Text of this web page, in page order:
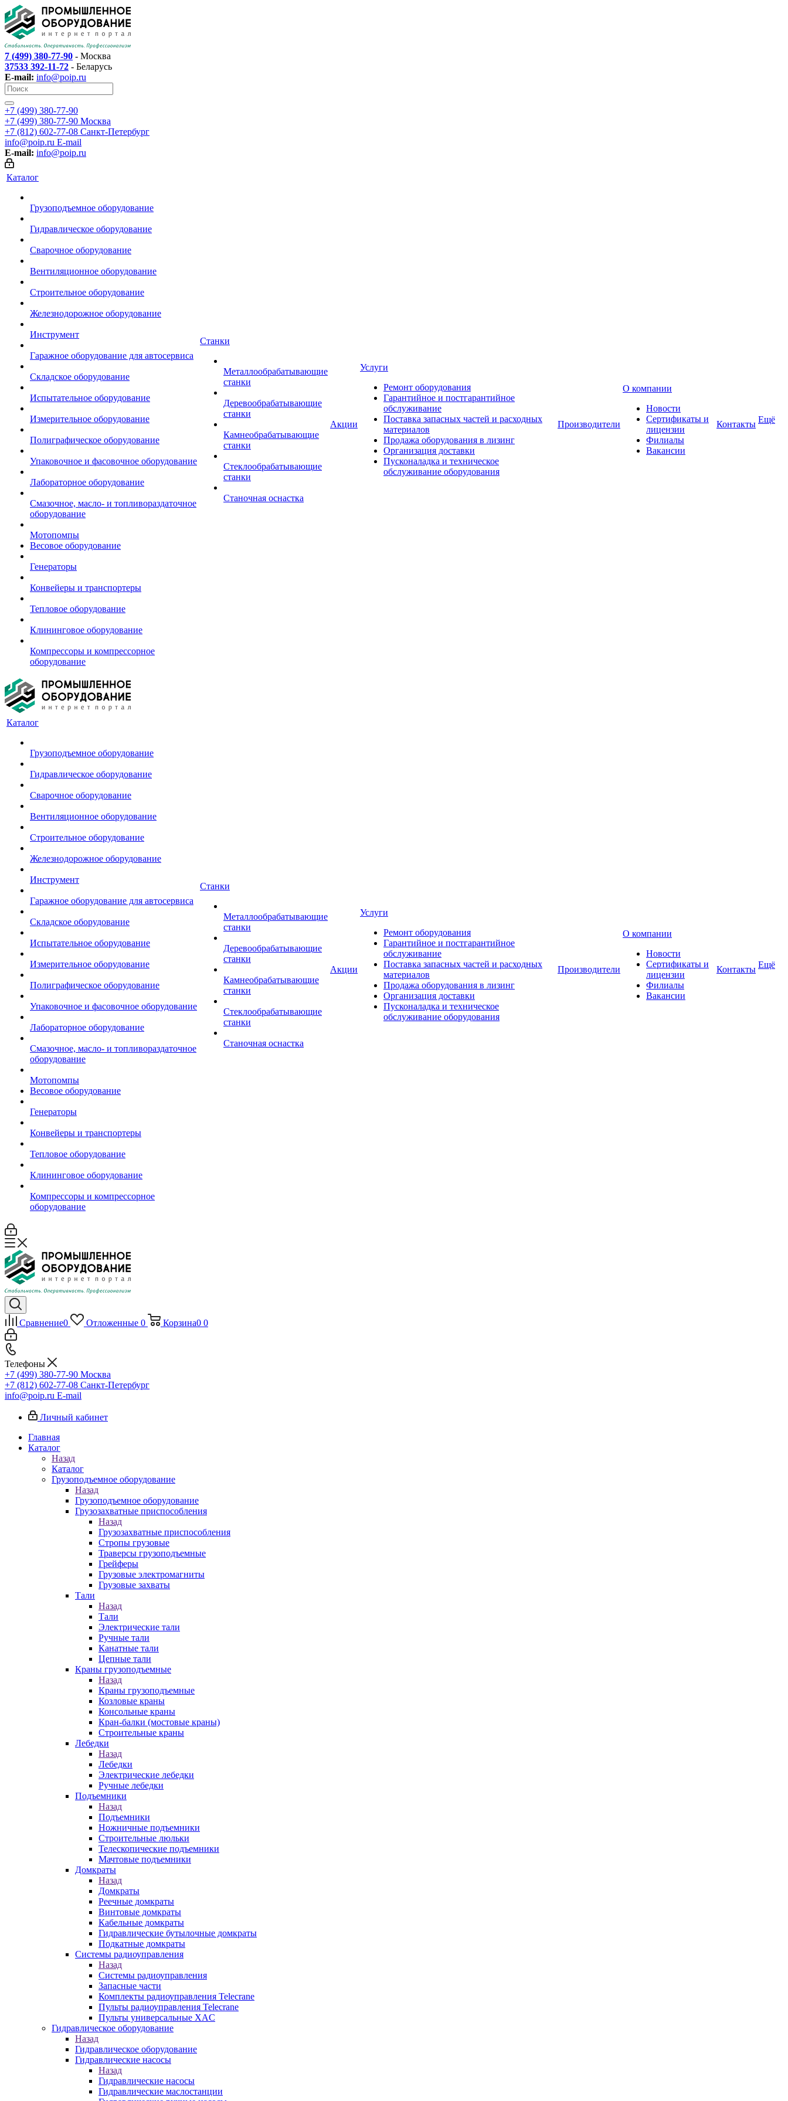
7 (499) 380-77-90 - Москва
37533 392-11-72 - Беларусь
E-mail: info@poip.ru
+7 (499) 380-77-90
+7 (499) 380-77-90 Москва
+7 (812) 602-77-08 Санкт-Петербург
info@poip.ru E-mail
E-mail: info@poip.ru
Каталог
Грузоподъемное оборудование
Гидравлическое оборудование
Сварочное оборудование
Вентиляционное оборудование
Строительное оборудование
Железнодорожное оборудование
Инструмент
Гаражное оборудование для автосервиса
Складское оборудование
Испытательное оборудование
Измерительное оборудование
Полиграфическое оборудование
Упаковочное и фасовочное оборудование
Лабораторное оборудование
Смазочное, масло- и топливораздаточное
оборудование
Мотопомпы
Весовое оборудование
Генераторы
Конвейеры и транспортеры
Тепловое оборудование
Клининговое оборудование
Компрессоры и компрессорное
оборудование
Станки
Металлообрабатывающие
станки
Деревообрабатывающие
станки
Камнеобрабатывающие
станки
Стеклообрабатывающие
станки
Станочная оснастка
Акции
Услуги
Ремонт оборудования
Гарантийное и постгарантийное
обслуживание
Поставка запасных частей и расходных
материалов
Продажа оборудования в лизинг
Организация доставки
Пусконаладка и техническое
обслуживание оборудования
Производители
О компании
Новости
Сертификаты и
лицензии
Филиалы
Вакансии
Контакты Ещё
Каталог
Грузоподъемное оборудование
Гидравлическое оборудование
Сварочное оборудование
Вентиляционное оборудование
Строительное оборудование
Железнодорожное оборудование
Инструмент
Гаражное оборудование для автосервиса
Складское оборудование
Испытательное оборудование
Измерительное оборудование
Полиграфическое оборудование
Упаковочное и фасовочное оборудование
Лабораторное оборудование
Смазочное, масло- и топливораздаточное
оборудование
Мотопомпы
Весовое оборудование
Генераторы
Конвейеры и транспортеры
Тепловое оборудование
Клининговое оборудование
Компрессоры и компрессорное
оборудование
Станки
Металлообрабатывающие
станки
Деревообрабатывающие
станки
Камнеобрабатывающие
станки
Стеклообрабатывающие
станки
Станочная оснастка
Акции
Услуги
Ремонт оборудования
Гарантийное и постгарантийное
обслуживание
Поставка запасных частей и расходных
материалов
Продажа оборудования в лизинг
Организация доставки
Пусконаладка и техническое
обслуживание оборудования
Производители
О компании
Новости
Сертификаты и
лицензии
Филиалы
Вакансии
Контакты Ещё
Сравнение0 Отложенные 0 Корзина0 0
Телефоны
+7 (499) 380-77-90 Москва
+7 (812) 602-77-08 Санкт-Петербург
info@poip.ru E-mail
Личный кабинет
Главная
Каталог
Назад
Каталог
Грузоподъемное оборудование
Назад
Грузоподъемное оборудование
Грузозахватные приспособления
Назад
Грузозахватные приспособления
Стропы грузовые
Траверсы грузоподъемные
Грейферы
Грузовые электромагниты
Грузовые захваты
Тали
Назад
Тали
Электрические тали
Ручные тали
Канатные тали
Цепные тали
Краны грузоподъемные
Назад
Краны грузоподъемные
Козловые краны
Консольные краны
Кран-балки (мостовые краны)
Строительные краны
Лебедки
Назад
Лебедки
Электрические лебедки
Ручные лебедки
Подъемники
Назад
Подъемники
Ножничные подъемники
Строительные люльки
Телескопические подъемники
Мачтовые подъемники
Домкраты
Назад
Домкраты
Реечные домкраты
Винтовые домкраты
Кабельные домкраты
Гидравлические бутылочные домкраты
Подкатные домкраты
Системы радиоуправления
Назад
Системы радиоуправления
Запасные части
Комплекты радиоуправления Telecrane
Пульты радиоуправления Telecrane
Пульты универсальные XAC
Гидравлическое оборудование
Назад
Гидравлическое оборудование
Гидравлические насосы
Назад
Гидравлические насосы
Гидравлические маслостанции